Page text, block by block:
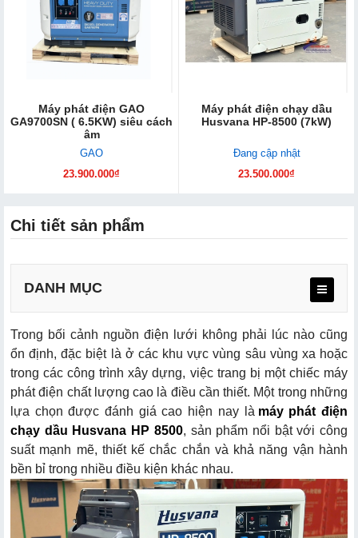
Máy phát điện GAO
GA9700SN ( 6.5KW) siêu cách
âm
GAO
23.900.000₫
Máy phát điện chạy dầu
Husvana HP-8500 (7kW)
Đang cập nhật
23.500.000₫
Chi tiết sản phẩm
DANH MỤC
Trong bối cảnh nguồn điện lưới không phải lúc nào cũng
ổn định, đặc biệt là ở các khu vực vùng sâu vùng xa hoặc
trong các công trình xây dựng, việc trang bị một chiếc máy
phát điện chất lượng cao là điều cần thiết. Một trong những
lựa chọn được đánh giá cao hiện nay là máy phát điện
chạy dầu Husvana HP 8500, sản phẩm nổi bật với công
suất mạnh mẽ, thiết kế chắc chắn và khả năng vận hành
bền bỉ trong nhiều điều kiện khác nhau.